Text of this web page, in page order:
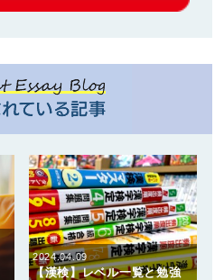
2024.04.09
【漢検】レベル一覧と勉強